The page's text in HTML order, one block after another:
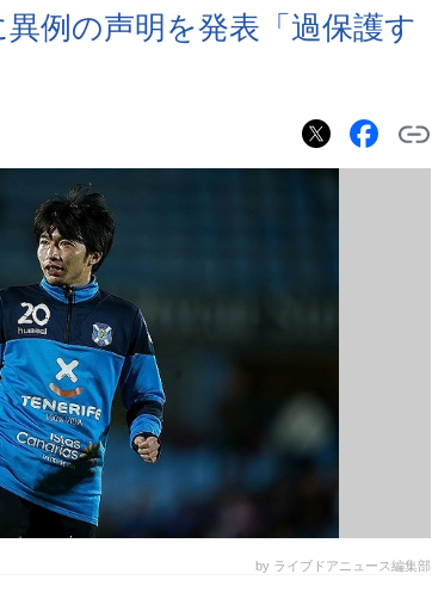
例の声明を発表「過保護す
by ライブドアニュース編集部